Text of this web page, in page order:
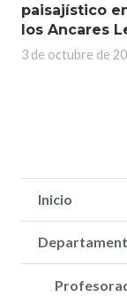
paisajístico
los Ancares
3 de octubre de
Inicio